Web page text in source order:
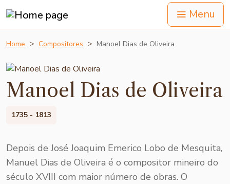
Menu
Home Compositores Manoel Dias de Oliveira
Manoel Dias de Oliveira
1735 - 1813
Depois de José Joaquim Emerico Lobo de Mesquita,
Manuel Dias de Oliveira é o compositor mineiro do
século XVIII com maior número de obras. O